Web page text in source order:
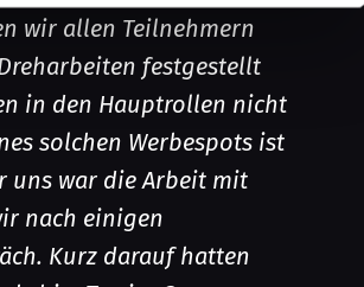
wir allen Teilnehmern
festgestellt
in den Hauptrollen nicht
solchen Werbespots ist
uns war die Arbeit mit
nach einigen
Kurz darauf hatten